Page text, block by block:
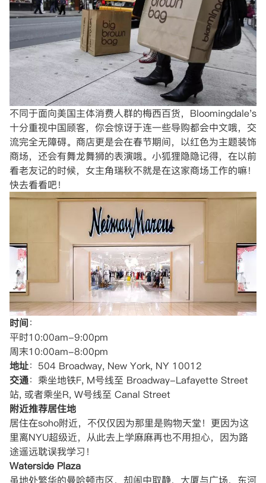
不同于面向美国主体消费人群的梅西百货，Bloomingdale's
十分重视中国顾客，你会惊讶于连一些导购都会中文哦，交
流完全无障碍。商店更是会在春节期间，以红色为主题装饰
商场，还会有舞龙舞狮的表演哦。小狐狸隐隐记得，在以前
看老友记的时候，女主角瑞秋不就是在这家商场工作的嘛！
快去看看吧！
时间：
平时10:00am-9:00pm
周末10:00am-8:00pm
地址：504 Broadway, New York, NY 10012
交通：乘坐地铁F, M号线至 Broadway-Lafayette Street
站, 或者乘坐R, W号线至 Canal Street
附近推荐居住地
居住在soho附近，不仅仅因为那里是购物天堂！更因为这
里离NYU超级近，从此去上学麻麻再也不用担心，因为路
途遥远耽误我学习！
Waterside Plaza
虽地处繁华的曼哈顿市区，却闹中取静，大厦与广场、东河